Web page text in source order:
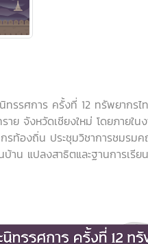
รศการ ครั้งที่ 12 ทรัพยากร
จังหวัดเชียงใหม่ โดยภายใน
รท้องถิ่น ประชุมวิชาการชมร
แปลงสาธิตและฐานการเรี